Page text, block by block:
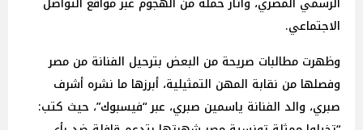
الاجتماعي.
وظهرت مطالبات صريحة من البعض بترحيل الفنانة من مصر
وفصلها من نقابة المهن التمثيلية، أبرزها ما نشره أشرف
صبري، والد الفنانة ياسمين صبري، عبر “فيسبوك”، حيث كتب: